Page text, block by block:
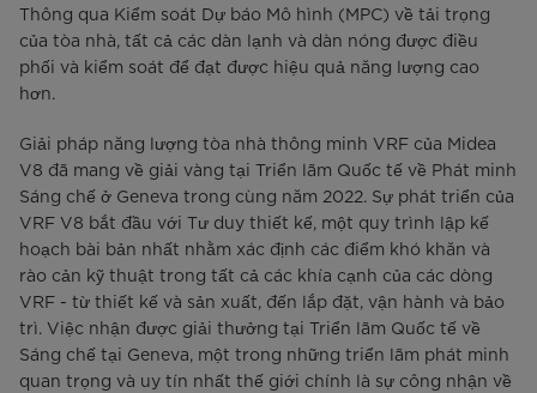
Thông qua Kiểm soát Dự báo Mô hình (MPC) về tải trọng
của tòa nhà, tất cả các dàn lạnh và dàn nóng được điều
phối và kiểm soát để đạt được hiệu quả năng lượng cao
hơn.
Giải pháp năng lượng tòa nhà thông minh VRF của Midea
V8 đã mang về giải vàng tại Triển lãm Quốc tế về Phát minh
Sáng chế ở Geneva trong cùng năm 2022. Sự phát triển của
VRF V8 bắt đầu với Tư duy thiết kế, một quy trình lập kế
hoạch bài bản nhất nhằm xác định các điểm khó khăn và
rào cản kỹ thuật trong tất cả các khía cạnh của các dòng
VRF - từ thiết kế và sản xuất, đến lắp đặt, vận hành và bảo
trì. Việc nhận được giải thưởng tại Triển lãm Quốc tế về
Sáng chế tại Geneva, một trong những triển lãm phát minh
quan trọng và uy tín nhất thế giới chính là sự công nhận về